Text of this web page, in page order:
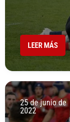
LEER MÁS
25 de junio de
2022